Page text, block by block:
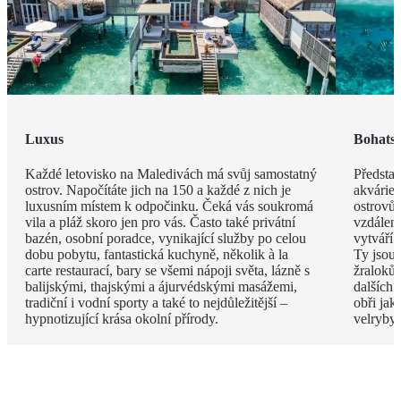
Luxus
Každé letovisko na Maledivách má svůj samostatný
ostrov. Napočítáte jich na 150 a každé z nich je
luxusním místem k odpočinku. Čeká vás soukromá
vila a pláž skoro jen pro vás. Často také privátní
bazén, osobní poradce, vynikající služby po celou
dobu pobytu, fantastická kuchyně, několik à la
carte restaurací, bary se všemi nápoji světa, lázně s
balijskými, thajskými a ájurvédskými masážemi,
tradiční i vodní sporty a také to nejdůležitější –
hypnotizující krása okolní přírody.
ostrovů
vytváří
Ty jsou
dalších
obři
velryby.